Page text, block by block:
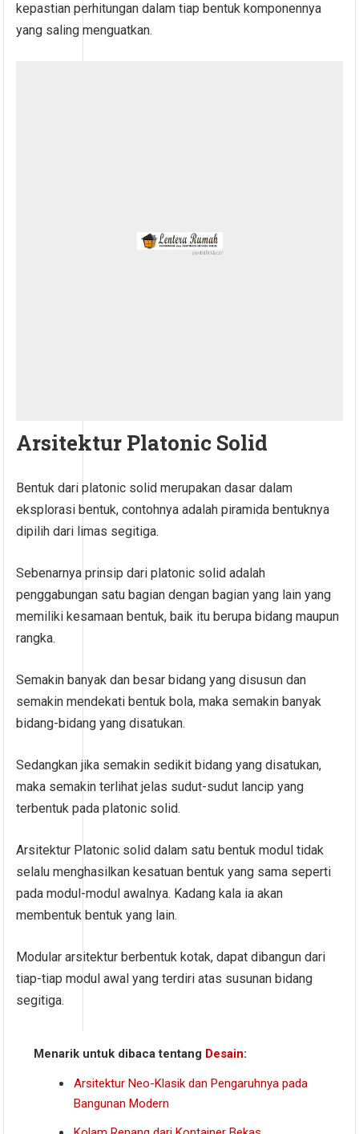
kepastian perhitungan dalam tiap bentuk komponennya
yang saling menguatkan.
Arsitektur Platonic Solid
Bentuk dari platonic solid merupakan dasar dalam
eksplorasi bentuk, contohnya adalah piramida bentuknya
dipilih dari limas segitiga.
Sebenarnya prinsip dari platonic solid adalah
penggabungan satu bagian dengan bagian yang lain yang
memiliki kesamaan bentuk, baik itu berupa bidang maupun
rangka.
Semakin banyak dan besar bidang yang disusun dan
semakin mendekati bentuk bola, maka semakin banyak
bidang-bidang yang disatukan.
Sedangkan jika semakin sedikit bidang yang disatukan,
maka semakin terlihat jelas sudut-sudut lancip yang
terbentuk pada platonic solid.
Arsitektur Platonic solid dalam satu bentuk modul tidak
selalu menghasilkan kesatuan bentuk yang sama seperti
pada modul-modul awalnya. Kadang kala ia akan
membentuk bentuk yang lain.
Modular arsitektur berbentuk kotak, dapat dibangun dari
tiap-tiap modul awal yang terdiri atas susunan bidang
segitiga.
Menarik untuk dibaca tentang Desain:
Arsitektur Neo-Klasik dan Pengaruhnya pada
Bangunan Modern